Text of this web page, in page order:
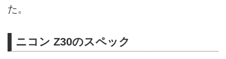
た。
ニコン Z30のスペック